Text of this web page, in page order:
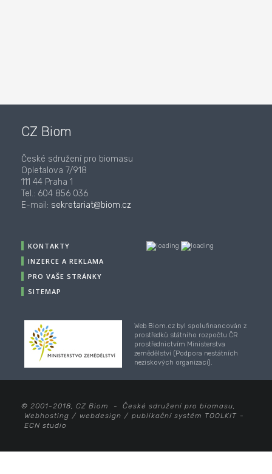
CZ Biom
České sdružení pro biomasu
Opletalova 7/918
111 44 Praha 1
Tel.: 604 856 036
E-mail: sekretariat@biom.cz
KONTAKTY
INZERCE A REKLAMA
PRO VAŠE STRÁNKY
SITEMAP
Web Biom.cz byl spolufinancován z
prostředků státního rozpočtu ČR
prostřednictvím Ministerstva
zemědělství (Podpora nestátních
neziskových organizací).
© 2001-2018, CZ Biom - České sdružení pro biomasu,
Webhosting / webdesign / publikační systém TOOLKIT -
ECN studio